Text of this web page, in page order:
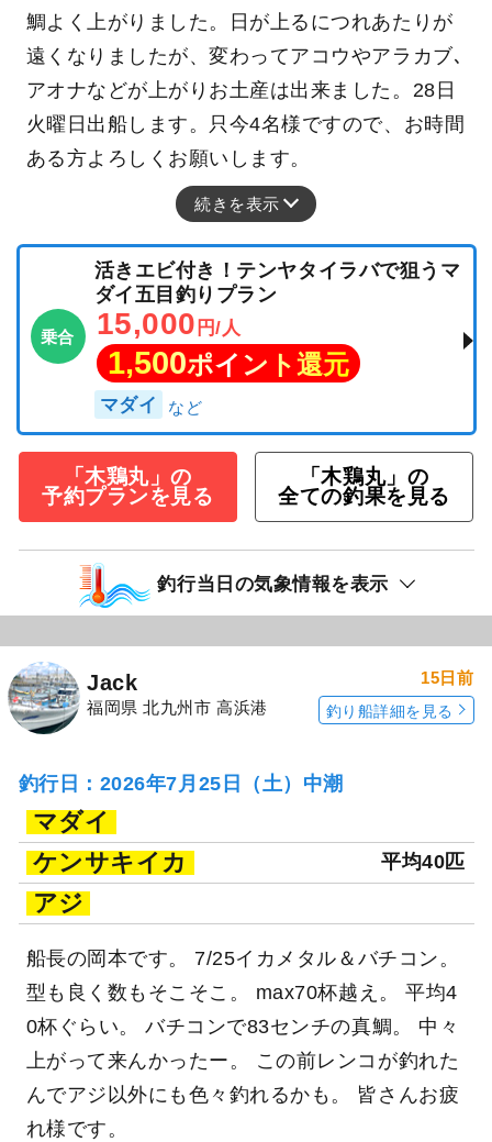
鯛よく上がりました。日が上るにつれあたりが
遠くなりましたが、変わってアコウやアラカブ､
アオナなどが上がりお土産は出来ました。28日
火曜日出船します。只今4名様ですので、お時間
ある方よろしくお願いします。
続きを表示
乗合
活きエビ付き！テンヤタイラバで狙うマ
ダイ五目釣りプラン
15,000 円/人
1,500ポイント還元
マダイ
「木鶏丸」の
予約プランを見る
「木鶏丸」の
全ての釣果を見る
釣行当日の気象情報を表示
Jack
福岡県 北九州市 高浜港
15日前
釣り船詳細を見る
釣行日：2026年7月25日（土）中潮
マダイ
ケンサキイカ
平均40匹
アジ
船長の岡本です。 7/25イカメタル＆バチコン。
型も良く数もそこそこ。 max70杯越え。 平均4
0杯ぐらい。 バチコンで83センチの真鯛。 中々
上がって来んかったー。 この前レンコが釣れた
んでアジ以外にも色々釣れるかも。 皆さんお疲
れ様です。